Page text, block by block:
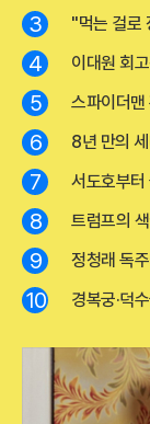
3 "먹는 걸로
4 이대원 회
5 스파이더
6 8년 만의
7 서도호부터
8 트럼프의
9 정청래 독
10 경복궁·덕